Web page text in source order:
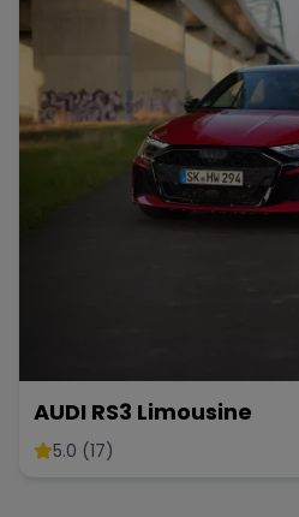
AUDI RS3 Limousine
5.0 (17)